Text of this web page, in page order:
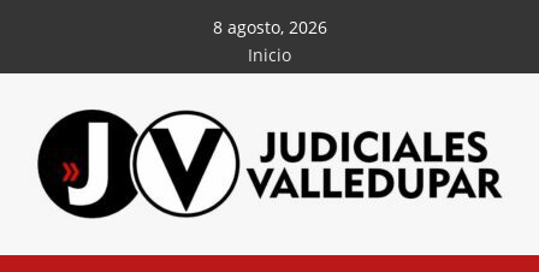
contenido
8 agosto, 2026
Inicio